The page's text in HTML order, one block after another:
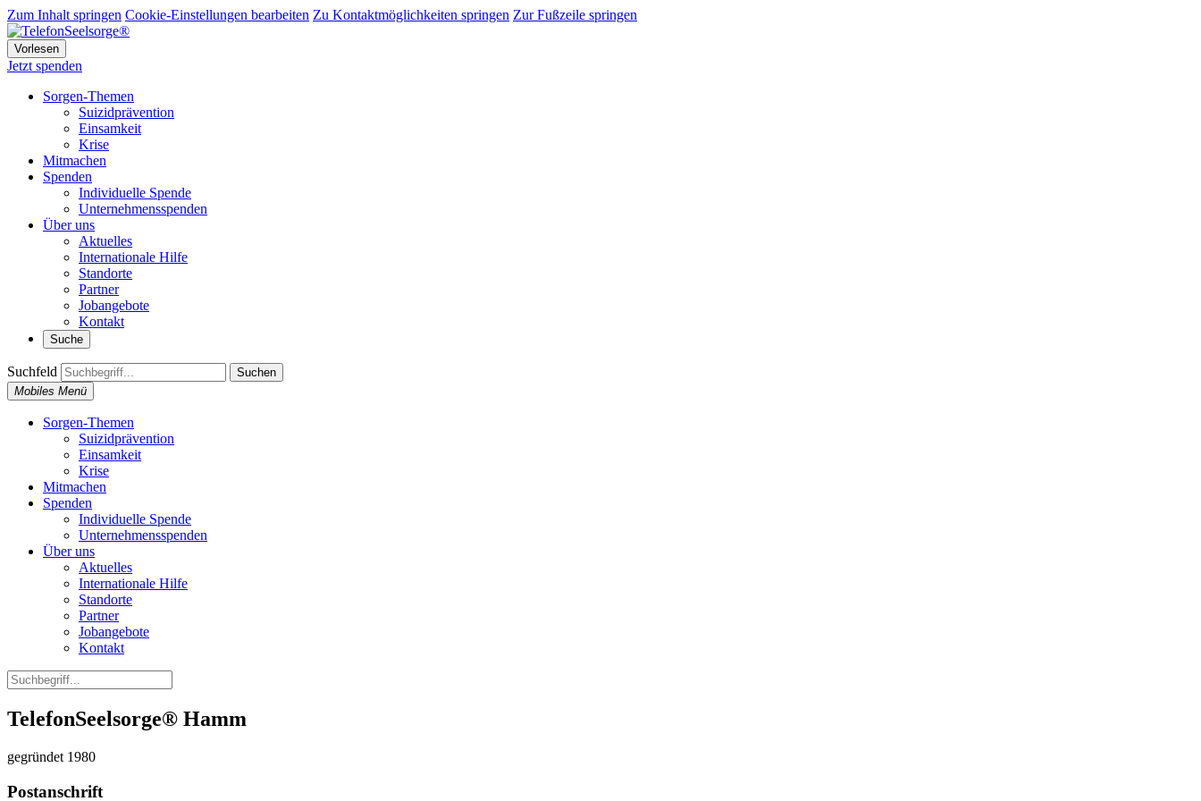
Zum Inhalt springen Cookie-Einstellungen bearbeiten Zu Kontaktmöglichkeiten springen Zur Fußzeile springen
Vorlesen
Jetzt spenden
Sorgen-Themen
Suizidprävention
Einsamkeit
Krise
Mitmachen
Spenden
Individuelle Spende
Unternehmensspenden
Über uns
Aktuelles
Internationale Hilfe
Standorte
Partner
Jobangebote
Kontakt
Suche
Suchfeld
Suchen
Mobiles Menü
Sorgen-Themen
Suizidprävention
Einsamkeit
Krise
Mitmachen
Spenden
Individuelle Spende
Unternehmensspenden
Über uns
Aktuelles
Internationale Hilfe
Standorte
Partner
Jobangebote
Kontakt
TelefonSeelsorge® Hamm
gegründet 1980
Postanschrift